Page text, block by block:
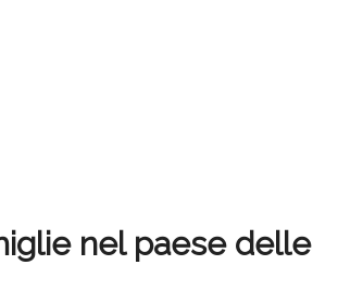
nel paese delle